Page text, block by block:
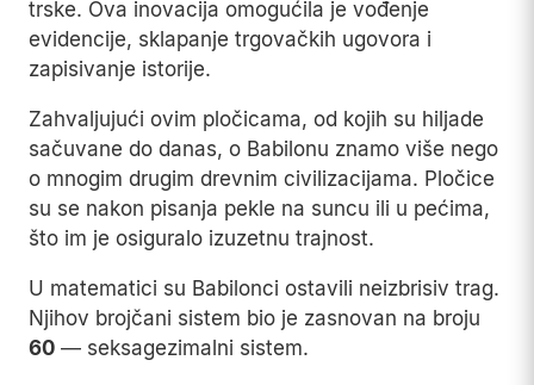
trske. Ova inovacija omogućila je vođenje
evidencije, sklapanje trgovačkih ugovora i
zapisivanje istorije.
Zahvaljujući ovim pločicama, od kojih su hiljade
sačuvane do danas, o Babilonu znamo više nego
o mnogim drugim drevnim civilizacijama. Pločice
su se nakon pisanja pekle na suncu ili u pećima,
što im je osiguralo izuzetnu trajnost.
U matematici su Babilonci ostavili neizbrisiv trag.
Njihov brojčani sistem bio je zasnovan na broju
60 — seksagezimalni sistem.